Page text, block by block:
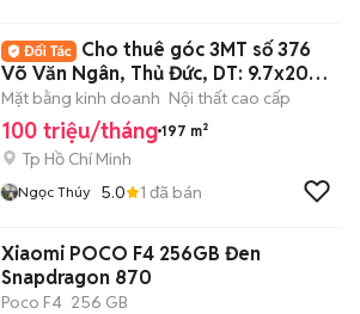
Cho thuê góc 3MT số 376
Võ Văn Ngân, Thủ Đức, DT: 9.7x20m,1
trệt 1 lầu
Mặt bằng kinh doanh Nội thất cao cấp
100 triệu/tháng 197 m²
Tp Hồ Chí Minh
Ngọc Thúy 5.0 1 đã bán
Xiaomi POCO F4 256GB Đen
Snapdragon 870
Poco F4 256 GB